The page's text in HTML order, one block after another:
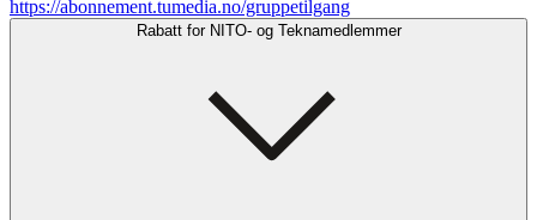
https://abonnement.tumedia.no/gruppetilgang
Rabatt for NITO- og Teknamedlemmer